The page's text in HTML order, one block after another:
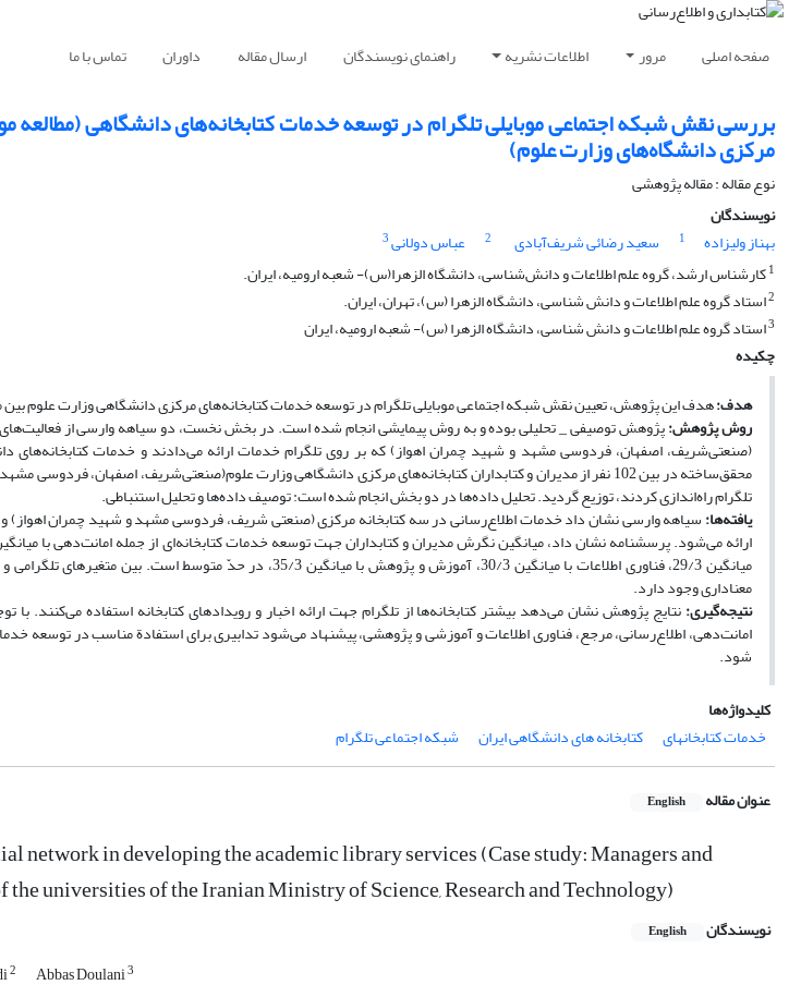
صفحه اصلی مرور اطلاعات نشریه راهنمای نویسندگان ارسال مقاله داوران تماس با ما
بررسی نقش شبکه‌ اجتماعی موبایلی تلگرام در توسعه خدمات کتابخانه‌های دانشگاهی (مطالعه
مرکزی دانشگاه‌های وزارت علوم)
نوع مقاله : مقاله پژوهشی
نویسندگان
بهناز ولیزاده
1 سعید رضائی شریف‌آبادی 2 عباس دولانی3
1کارشناس ارشد، گروه علم اطلاعات و دانش‌شناسی، دانشگاه الزهرا(س)- شعبه ارومیه، ایران.
2استاد گروه علم اطلاعات و دانش شناسی، دانشگاه الزهرا (س)، تهران، ایران.
3استاد گروه علم اطلاعات و دانش شناسی، دانشگاه الزهرا (س)- شعبه ارومیه، ایران
چکیده
هدف:هدف این پژوهش، تعیین نقش شبکه‌ اجتماعی موبایلی تلگرام در توسعه خدمات کتابخانه‌های مرکزی دانشگاهی وزارت علوم بین
روش پژوهش:پژوهش توصیفی _ تحلیلی بوده و به روش پیمایشی انجام شده است. در بخش نخست، دو سیاهه ‌وارسی از فعالیت‌های
تلگرام راه‌اندازی کردند، توزیع گردید. تحلیل داده‌ها در دو بخش انجام شده است: توصیف داده‌ها و تحلیل استنباطی.
یافتهها:سیاهه وارسی نشان داد خدمات اطلاع‌رسانی در سه کتابخانه مرکزی (صنعتی شریف، فردوسی مشهد و شهید چمران اهواز)
میانگین 29/3، فناوری اطلاعات با میانگین 30/3، آموزش و پژوهش با میانگین 35/3،
معناداری وجود دارد.
نتیجهگیری:نتایج پژوهش نشان می‌دهد بیشتر کتابخانه‌ها از تلگرام جهت ارائه اخبار و رویدادهای کتابخانه استفاده می‌کنند. با
امانت‌دهی، اطلاع‌رسانی، مرجع، فناوری اطلاعات و آموزشی و پژوهشی، پیشنهاد می‌شود تدابیری برای استفادة مناسب در توسعه
شود.
کلیدواژه‌ها
خدمات کتابخانهای
کتابخانه های دانشگاهی ایران شبکه اجتماعی تلگرام
عنوان مقاله English
network in developing the academic library services (Case study: Managers and
universities of the Iranian Ministry of Science, Research and Technology)
نویسندگان English
2 Abbas Doulani3